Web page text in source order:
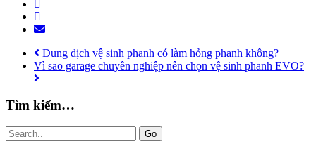
Dung dịch vệ sinh phanh có làm hỏng phanh không?
Vì sao garage chuyên nghiệp nên chọn vệ sinh phanh EVO?
Tìm kiếm…
Go